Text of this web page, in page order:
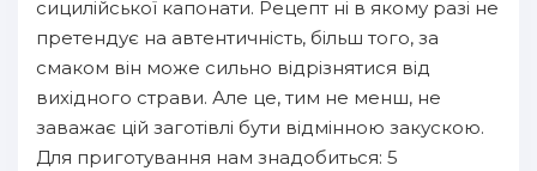
сицилійської капонати. Рецепт ні в якому разі не
претендує на автентичність, більш того, за
смаком він може сильно відрізнятися від
вихідного страви. Але це, тим не менш, не
заважає цій заготівлі бути відмінною закускою.
Для приготування нам знадобиться: 5